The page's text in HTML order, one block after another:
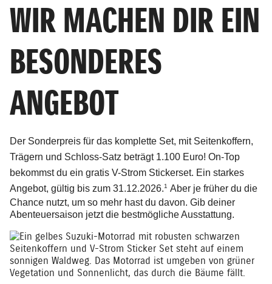
WIR MACHEN DIR EIN
BESONDERES
ANGEBOT
Der Sonderpreis für das komplette Set, mit Seitenkoffern,
Trägern und Schloss-Satz beträgt 1.100 Euro! On-Top
bekommst du ein gratis V-Strom Stickerset. Ein starkes
Angebot, gültig bis zum 31.12.2026.1 Aber je früher du die
Chance nutzt, um so mehr hast du davon. Gib deiner
Abenteuersaison jetzt die bestmögliche Ausstattung.